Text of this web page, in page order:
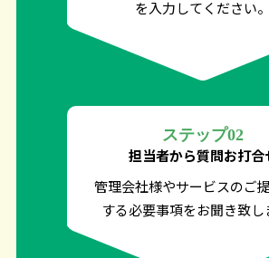
を入力してください。
ステップ02
担当者から質問お打合
管理会社様やサービスのご
する必要事項をお聞き致し